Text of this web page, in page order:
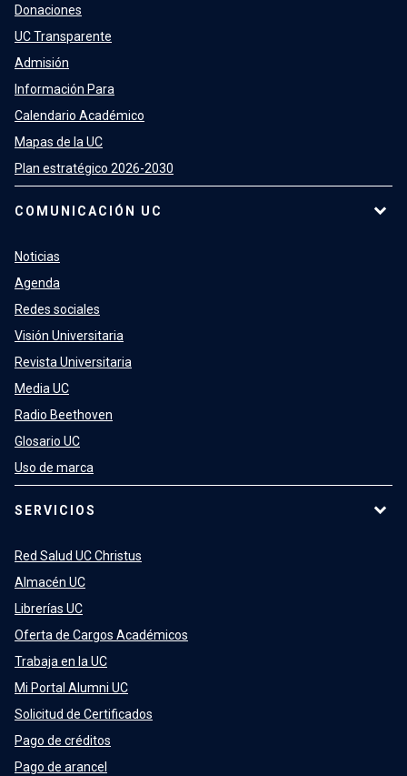
Donaciones
UC Transparente
Admisión
Información Para
Calendario Académico
Mapas de la UC
Plan estratégico 2026-2030
COMUNICACIÓN UC
Noticias
Agenda
Redes sociales
Visión Universitaria
Revista Universitaria
Media UC
Radio Beethoven
Glosario UC
Uso de marca
SERVICIOS
Red Salud UC Christus
Almacén UC
Librerías UC
Oferta de Cargos Académicos
Trabaja en la UC
Mi Portal Alumni UC
Solicitud de Certificados
Pago de créditos
Pago de arancel